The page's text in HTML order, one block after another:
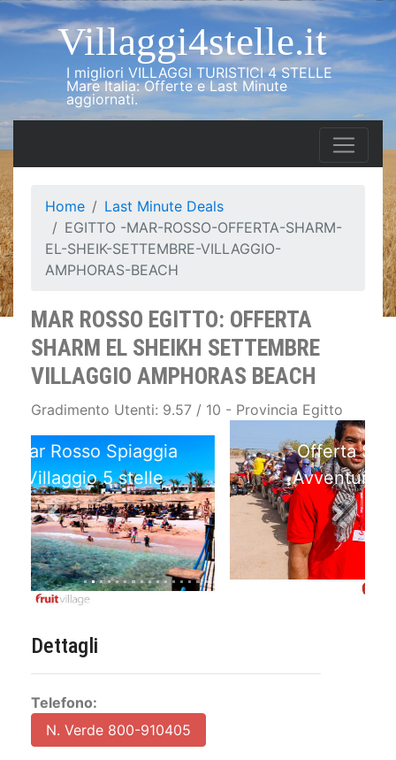
Villaggi4stelle.it
I migliori VILLAGGI TURISTICI 4 STELLE
Mare Italia: Offerte e Last Minute
aggiornati.
Home
Last Minute Deals
EGITTO -MAR-ROSSO-OFFERTA-SHARM-
EL-SHEIK-SETTEMBRE-VILLAGGIO-
AMPHORAS-BEACH
MAR ROSSO EGITTO: OFFERTA
SHARM EL SHEIKH SETTEMBRE
VILLAGGIO AMPHORAS BEACH
Gradimento Utenti: 9.57 / 10 - Provincia Egitto
Offerta Sharm El Sheikh
Avventure Deserto Relax
Previous Next
Dettagli
Telefono:
N. Verde 800-910405